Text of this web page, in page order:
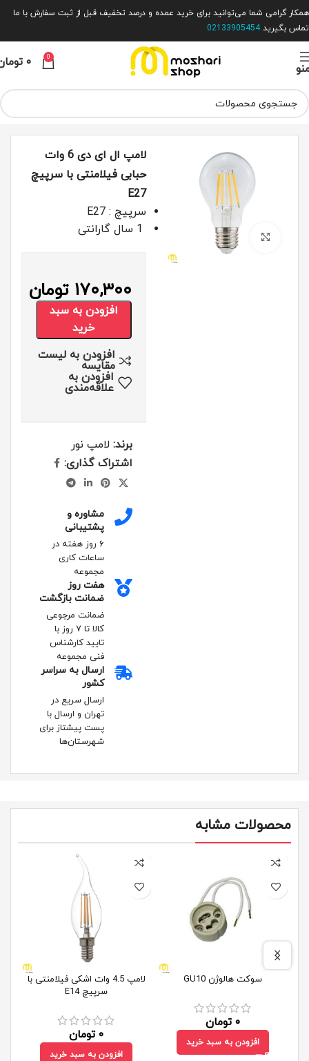
همکار گرامی شما می‌توانید برای خرید عمده و درصد تخفیف قبل از ثبت سفارش با ما
تماس بگیرید02133905454
0 ۰
خانه لامپ لامپ فیلامنتی
بزرگ نمایی
لامپ ال ای دی 6 وات
حبابی فیلامنتی با سرپیچ
E27
سرپیچ : E27
۱۷۰,۳۰۰ تومان
افزودن به سبد
خرید
افزودن به لیست
مقایسه
افزودن به
علاقه‌مندی
برند: لامپ نور
اشتراک گذاری:
مشاوره و
پشتیبانی
۶ روز هفته در
ساعات کاری
مجموعه
هفت روز
ضمانت بازگشت
ضمانت مرجوعی
کالا تا ۷ روز با
تایید کارشناس
فنی مجموعه
ارسال به سراسر
کشور
ارسال سریع در
تهران و ارسال با
پست پیشتاز برای
شهرستان‌ها
محصولات مشابه
سوکت هالوژن GU10
۰ تومان
افزودن به سبد خرید
لامپ 4.5 وات اشکی فیلامنتی با
سرپیچ E14
۰ تومان
افزودن به سبد خرید